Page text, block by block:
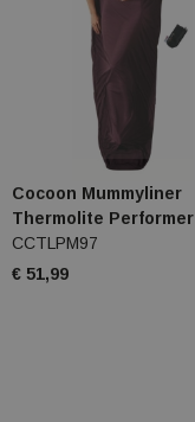
Cocoon Mummyliner
Thermolite Performer
CCTLPM97
€ 51,99